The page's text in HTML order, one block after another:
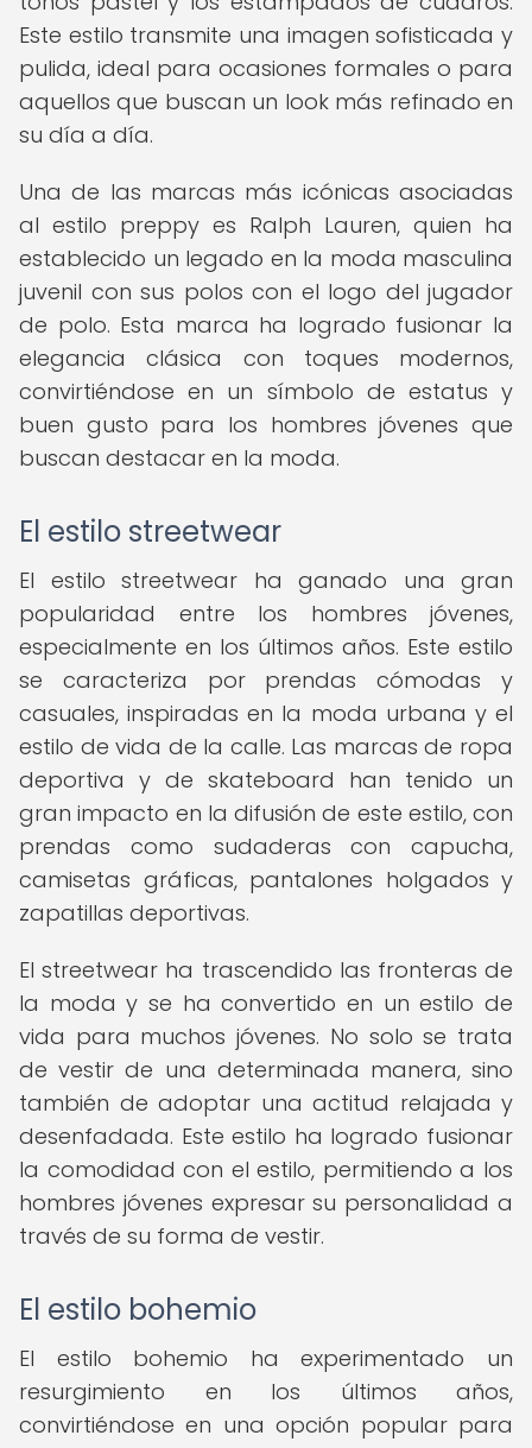
Este estilo transmite una imagen sofisticada y
pulida, ideal para ocasiones formales o para
aquellos que buscan un look más refinado en
su día a día.
Una de las marcas más icónicas asociadas
al estilo preppy es Ralph Lauren, quien ha
establecido un legado en la moda masculina
juvenil con sus polos con el logo del jugador
de polo. Esta marca ha logrado fusionar la
elegancia clásica con toques modernos,
convirtiéndose en un símbolo de estatus y
buen gusto para los hombres jóvenes que
buscan destacar en la moda.
El estilo streetwear
El estilo streetwear ha ganado una gran
popularidad entre los hombres jóvenes,
especialmente en los últimos años. Este estilo
se caracteriza por prendas cómodas y
casuales, inspiradas en la moda urbana y el
estilo de vida de la calle. Las marcas de ropa
deportiva y de skateboard han tenido un
gran impacto en la difusión de este estilo, con
prendas como sudaderas con capucha,
camisetas gráficas, pantalones holgados y
zapatillas deportivas.
El streetwear ha trascendido las fronteras de
la moda y se ha convertido en un estilo de
vida para muchos jóvenes. No solo se trata
de vestir de una determinada manera, sino
también de adoptar una actitud relajada y
desenfadada. Este estilo ha logrado fusionar
la comodidad con el estilo, permitiendo a los
hombres jóvenes expresar su personalidad a
través de su forma de vestir.
El estilo bohemio
El estilo bohemio ha experimentado un
resurgimiento en los últimos años,
convirtiéndose en una opción popular para